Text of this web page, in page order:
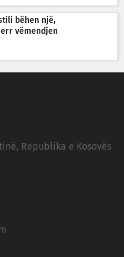
bëhen një,
vëmendjen
Republika e Kosovës